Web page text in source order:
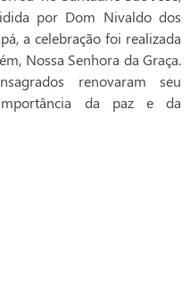
por Dom Nivaldo dos
a celebração foi realizada
Nossa Senhora da Graça.
renovaram seu
da paz e da